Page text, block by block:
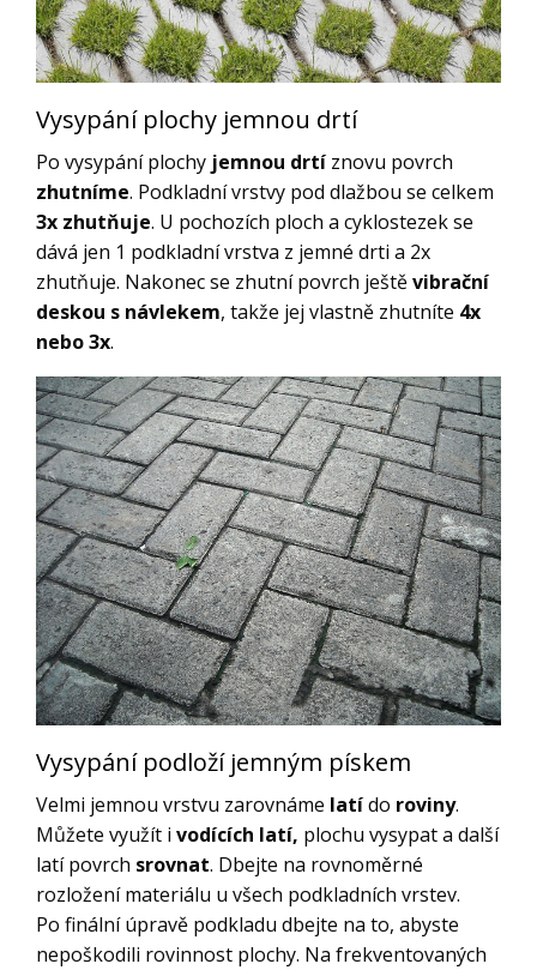
Vysypání plochy jemnou drtí
Po vysypání plochy jemnou drtí znovu povrch
zhutníme. Podkladní vrstvy pod dlažbou se celkem
3x zhutňuje. U pochozích ploch a cyklostezek se
dává jen 1 podkladní vrstva z jemné drti a 2x
zhutňuje. Nakonec se zhutní povrch ještěvibrační
deskou s návlekem, takže jej vlastně zhutníte 4x
nebo 3x.
Vysypání podloží jemným pískem
Velmi jemnou vrstvu zarovnáme latído roviny.
Můžete využít i vodících latí, plochu vysypat a další
latí povrch srovnat. Dbejte na rovnoměrné
rozložení materiálu u všech podkladních vrstev.
Po finální úpravě podkladu dbejte na to, abyste
nepoškodili rovinnost plochy. Na frekventovaných